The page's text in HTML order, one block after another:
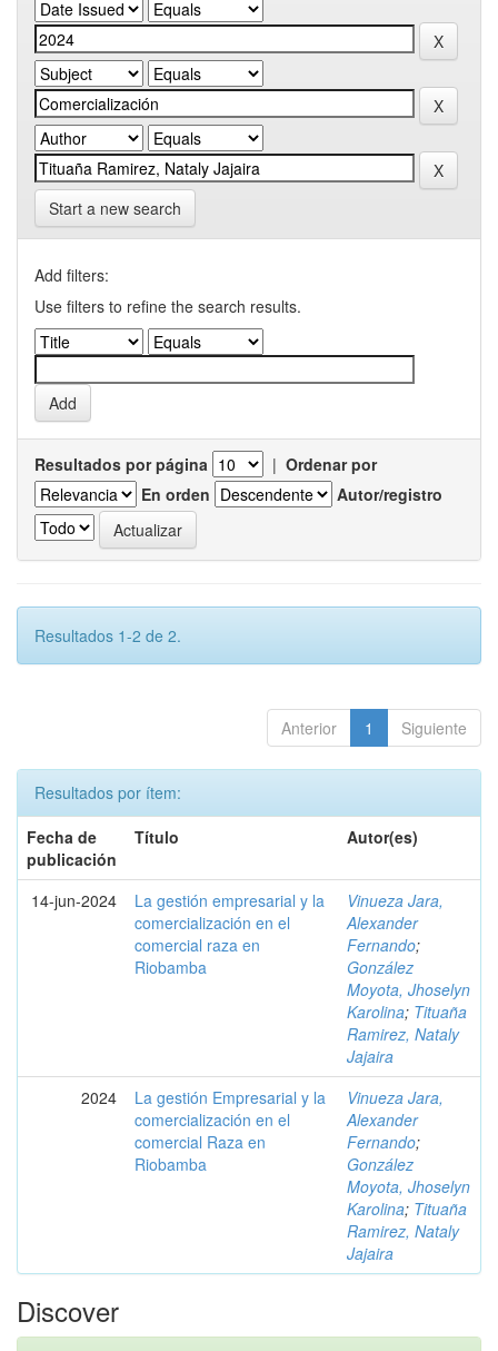
Start a new search
Add filters:
Use filters to refine the search results.
Resultados por página | Ordenar por
En orden
Autor/registro
Resultados 1-2 de 2.
Anterior 1 Siguiente
Resultados por ítem:
Fecha de
publicación
Título Autor(es)
14-jun-2024
La gestión empresarial y la
comercialización en el
comercial raza en
Riobamba
Vinueza Jara,
Alexander
Fernando;
González
Moyota, Jhoselyn
Karolina; Tituaña
Ramirez, Nataly
Jajaira
2024
La gestión Empresarial y la
comercialización en el
comercial Raza en
Riobamba
Vinueza Jara,
Alexander
Fernando;
González
Moyota, Jhoselyn
Karolina; Tituaña
Ramirez, Nataly
Jajaira
Discover